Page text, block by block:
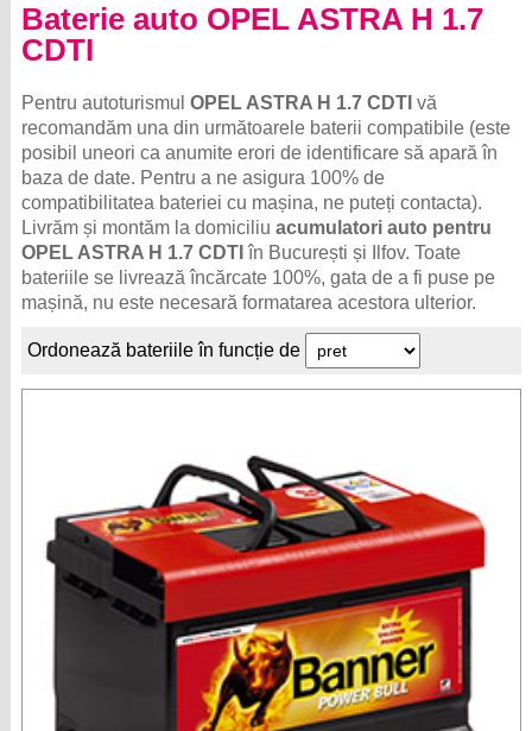
Baterie auto OPEL ASTRA H 1.7
CDTI
Pentru autoturismulOPEL ASTRA H 1.7 CDTI vă
recomandăm una din următoarele baterii compatibile (este
posibil uneori ca anumite erori de identificare să apară în
baza de date. Pentru a ne asigura 100% de
compatibilitatea bateriei cu mașina, ne puteți contacta).
Livrăm și montăm la domiciliuacumulatori auto pentru
OPEL ASTRA H 1.7 CDTI în București și Ilfov. Toate
bateriile se livrează încărcate 100%, gata de a fi puse pe
mașină, nu este necesară formatarea acestora ulterior.
Ordonează bateriile în funcție de